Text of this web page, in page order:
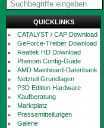
QUICKLINKS
CATALYST / CAP Download
GeForce-Treiber Download
Realtek HD Download
Phenom Config-Guide
AMD Mainboard-Datenbank
Netzteil Grundlagen
P3D Edition Hardware
Kaufberatung
Marktplatz
Pressemitteilungen
Galerie